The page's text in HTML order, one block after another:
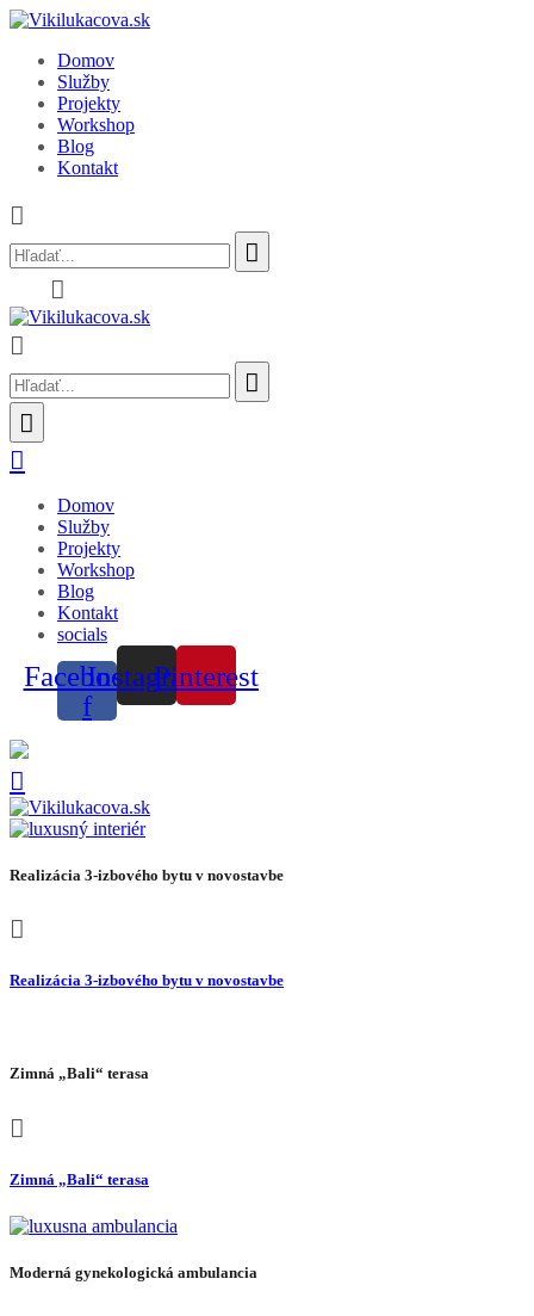
Domov
Služby
Projekty
Workshop
Blog
Kontakt
Search
for:
Search
for:
Domov
Služby
Projekty
Workshop
Blog
Kontakt
socials
Facebook-
f
InstagramPinterest
Realizácia 3-izbového bytu v novostavbe
Realizácia 3-izbového bytu v novostavbe
Zimná „Bali“ terasa
Zimná „Bali“ terasa
Moderná gynekologická ambulancia